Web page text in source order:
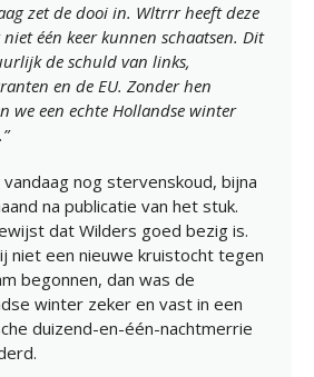
zet de dooi in. Wltrrr heeft deze
één keer kunnen schaatsen. Dit
de schuld van links,
en de EU. Zonder hen
we een echte Hollandse winter
nog stervenskoud, bijna
na publicatie van het stuk.
dat Wilders goed bezig is.
niet een nieuwe kruistocht tegen
begonnen, dan was de
winter zeker en vast in een
duizend-en-één-nachtmerrie